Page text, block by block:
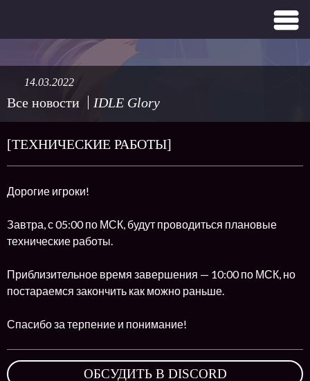
Все новости IDLE Glory
14.03.2022
[ТЕХНИЧЕСКИЕ РАБОТЫ]
Дорогие игроки!
Завтра, с 05:00 по МСК, будут проводиться плановые
технические работы.
Приблизительное время завершения — 10:00 по МСК, но
постараемся закончить как можно раньше.
Спасибо за терпение и понимание!
ОБСУДИТЬ В DISCORD